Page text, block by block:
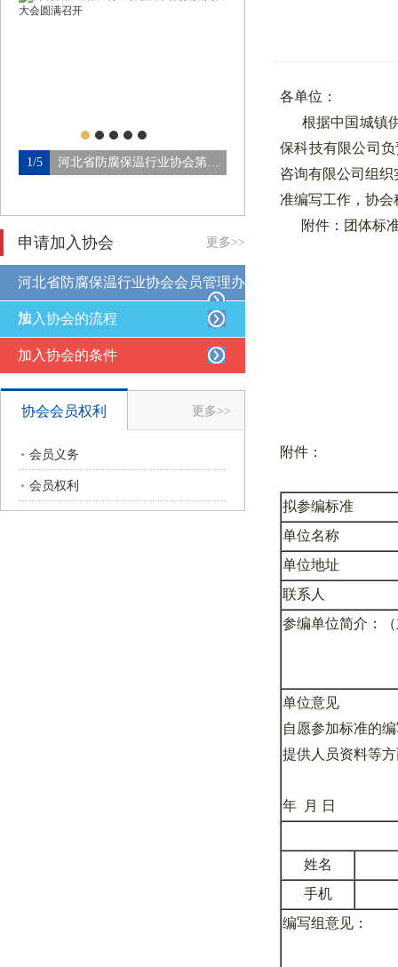
河北省防腐保温行业协会第四… 2/5
申请加入协会 更多>>
河北省防腐保温行业协会会员管理办
法
加入协会的流程
加入协会的条件
协会会员权利 更多>>
会员义务
会员权利
各单位：
根据中国城镇供
保科技有限公司
咨询有限公司组
准编写工作，协会
附件：团体标
附件：
拟参编标准
单位名称
单位地址
联系人
参编单位简介：
单位意见
自愿参加标准的
提供人员资料等
年 月 日
姓名
手机
编写组意见：